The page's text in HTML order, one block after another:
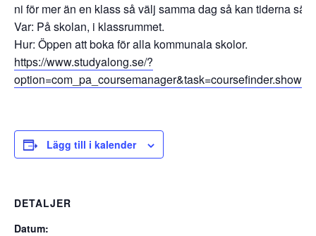
ni för mer än en klass så välj samma dag så kan tiderna
Var: På skolan, i klassrummet.
Hur: Öppen att boka för alla kommunala skolor.
https://www.studyalong.se/?
Lägg till i kalender
DETALJER
Datum: